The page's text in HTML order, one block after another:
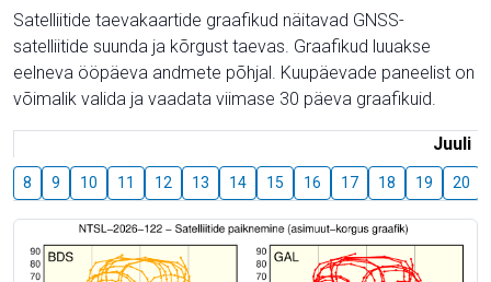
Satelliitide taevakaartide graafikud näitavad GNSS-
satelliitide suunda ja kõrgust taevas. Graafikud luuakse
eelneva ööpäeva andmete põhjal. Kuupäevade paneelist on
võimalik valida ja vaadata viimase 30 päeva graafikuid.
Juuli
8 9 10 11 12 13 14 15 16 17 18 19 20